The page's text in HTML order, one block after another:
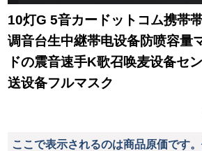
10灯G 5音カードットコム携帯
调音台生中継帯电设备防喷容量
ドの震音速手K歌召唤麦设备セ
送设备フルマスク
ここで表示されるのは商品原価です